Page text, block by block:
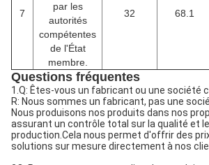
7
par les
autorités
compétentes
de l'État
membre.
32 68.1
Questions fréquentes
1.Q: Êtes-vous un fabricant ou une société
R: Nous sommes un fabricant, pas une
Nous produisons nos produits dans nos
assurant un contrôle total sur la qualité et
production.Cela nous permet d'offrir des
solutions sur mesure directement à nos